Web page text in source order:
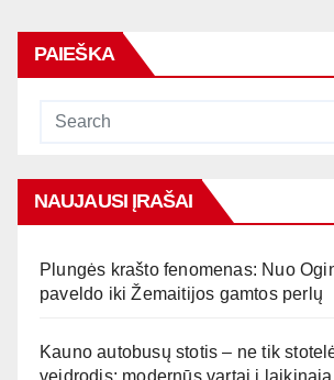
PAIEŠKA
NAUJAUSI ĮRAŠAI
Plungės krašto fenomenas: Nuo
paveldo iki Žemaitijos gamtos perlų
Kauno autobusų stotis – ne tik
veidrodis: modernūs vartai į